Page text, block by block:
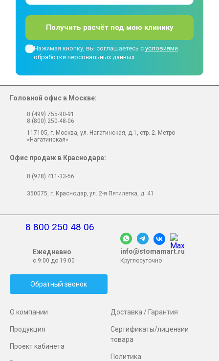
Получить расчёт под мою клинику
Нажимая кнопку, вы соглашаетесь с условиями
обработки персональных данных
О компании
Продукция
Проект кабинета
Доставка / Гарантия
Сертификаты/лицензии
товара
Политика
8 800 250 48 06
Ежедневно
с 9:00 до 19:00
info@stomamart.ru
Круглосуточно
Обратный звонок
Головной офис в Москве:
8 (499) 755-90-91
8 (800) 250-48-06
117105, г. Москва, ул. Нагатинская, д.1, стр. 2. Метро
«Нагатинская»
Офис продаж в Краснодаре:
8 (928) 411-33-56
350075, г. Краснодар, ул. 2-я Пятилетка, д. 41